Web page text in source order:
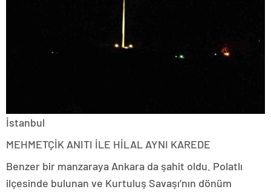
İstanbul
MEHMETÇİK ANITI İLE HİLAL AYNI KAREDE
Benzer bir manzaraya Ankara da şahit oldu. Polatlı
ilçesinde bulunan ve Kurtuluş Savaşı’nın dönüm